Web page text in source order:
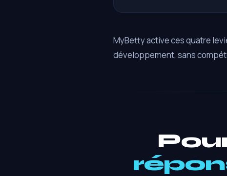
MyBetty active ces quatre
développement, sans